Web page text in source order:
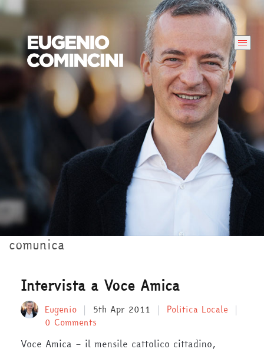
comunica
Intervista a Voce Amica
Eugenio 5th Apr 2011
Politica Locale
0 Comments
Voce Amica – il mensile cattolico cittadino,